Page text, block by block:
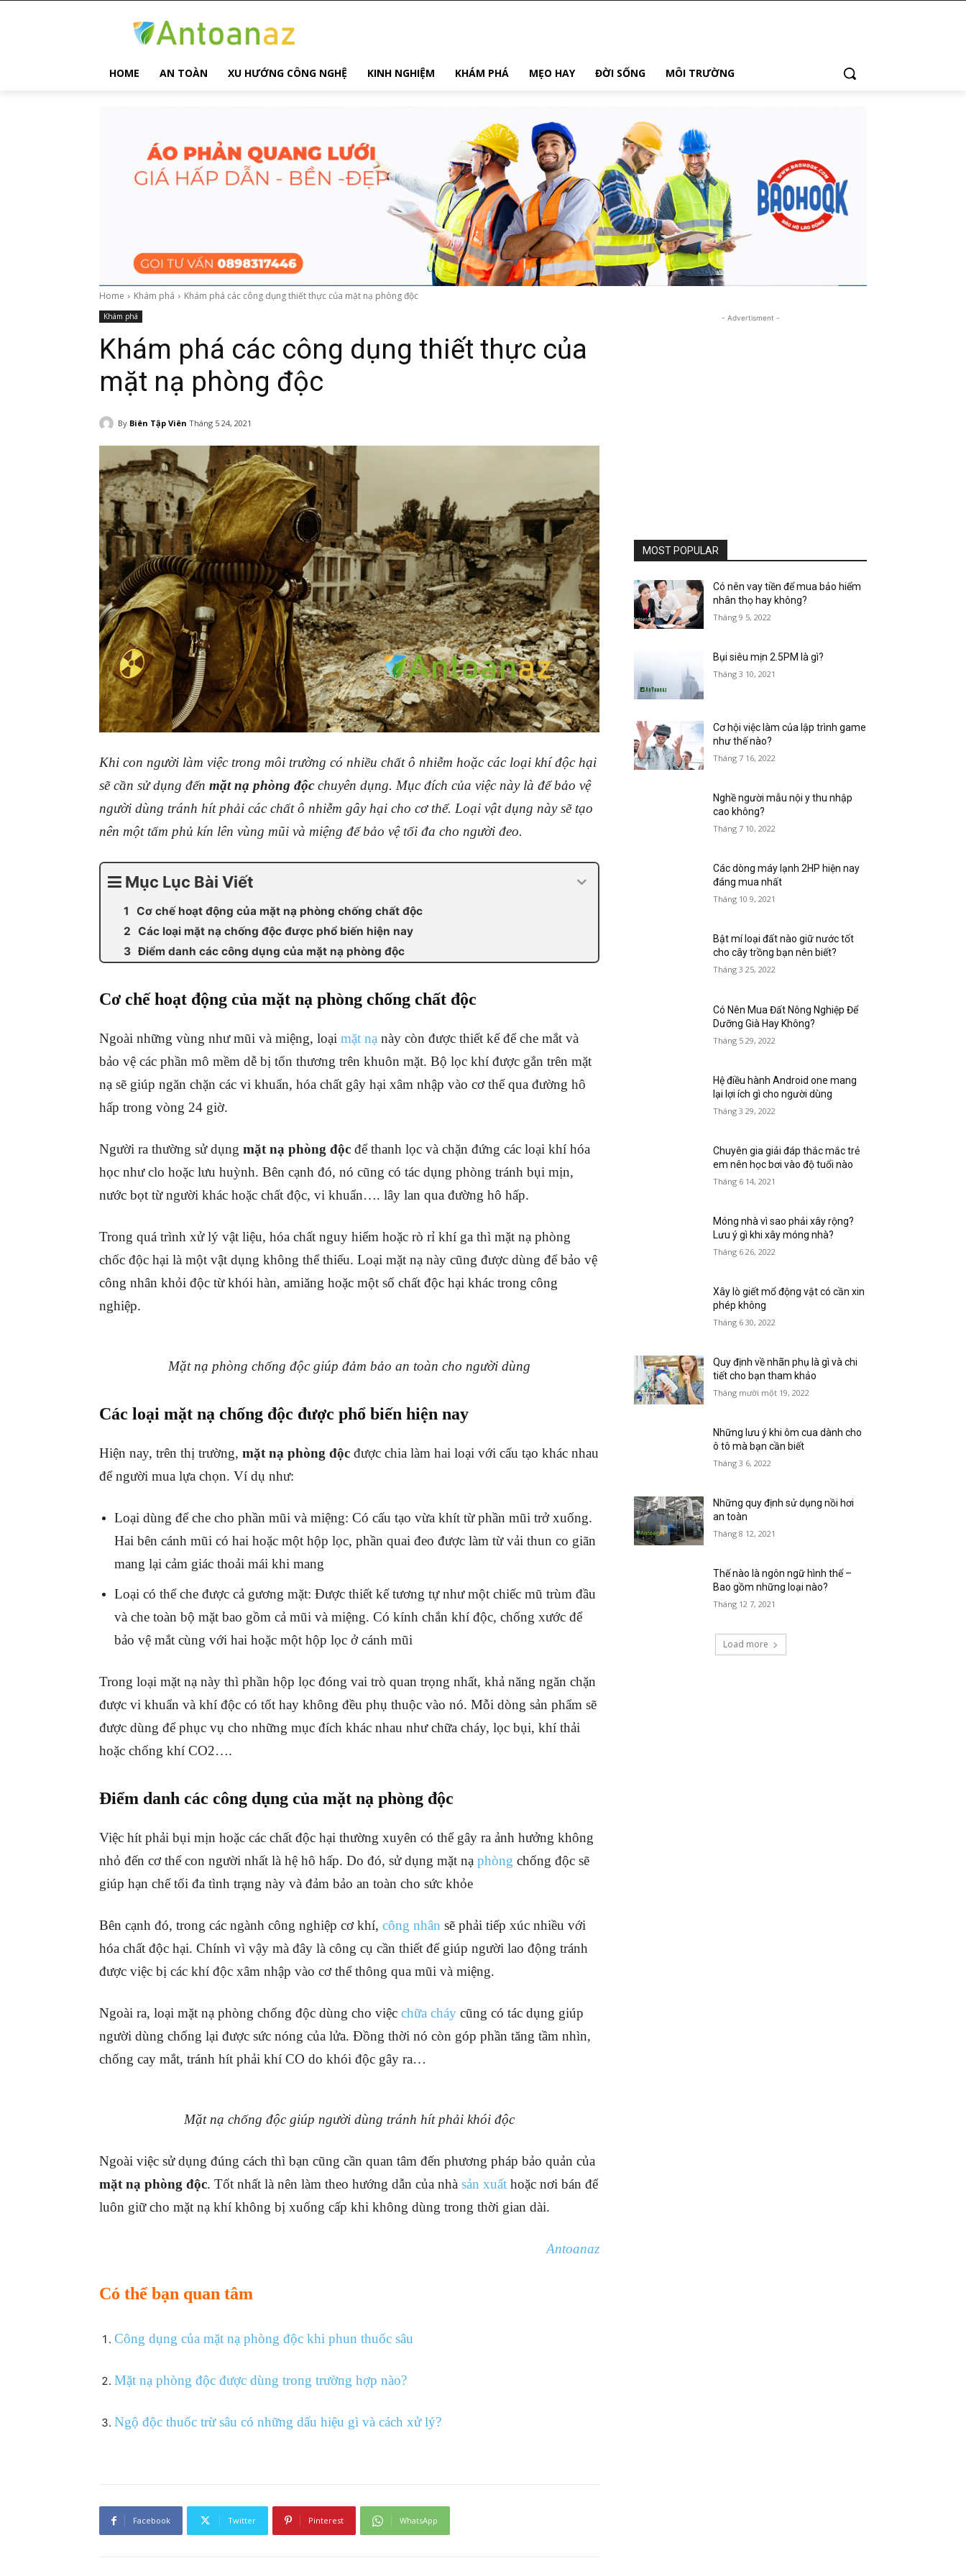
HOME AN TOÀN XU HƯỚNG CÔNG NGHỆ KINH NGHIỆM KHÁM PHÁ MẸO HAY ĐỜI SỐNG MÔI TRƯỜNG
Home Khám phá Khám phá các công dụng thiết thực của mặt nạ phòng độc
Khám phá
Khám phá các công dụng thiết thực của
mặt nạ phòng độc
By Biên Tập Viên Tháng 5 24, 2021
Khi con người làm việc trong môi trường có nhiều chất ô nhiễm hoặc các loại khí độc hại
sẽ cần sử dụng đến mặt nạ phòng độc chuyên dụng. Mục đích của việc này là để bảo vệ
người dùng tránh hít phải các chất ô nhiễm gây hại cho cơ thể. Loại vật dụng này sẽ tạo
nên một tấm phủ kín lên vùng mũi và miệng để bảo vệ tối đa cho người đeo.
Mục Lục Bài Viết
Cơ chế hoạt động của mặt nạ phòng chống chất độc
Các loại mặt nạ chống độc được phổ biến hiện nay
Điểm danh các công dụng của mặt nạ phòng độc
Cơ chế hoạt động của mặt nạ phòng chống chất độc
Ngoài những vùng như mũi và miệng, loại mặt nạ này còn được thiết kế để che mắt và
bảo vệ các phần mô mềm dễ bị tổn thương trên khuôn mặt. Bộ lọc khí được gắn trên mặt
nạ sẽ giúp ngăn chặn các vi khuẩn, hóa chất gây hại xâm nhập vào cơ thể qua đường hô
hấp trong vòng 24 giờ.
Người ra thường sử dụng mặt nạ phòng độc để thanh lọc và chặn đứng các loại khí hóa
học như clo hoặc lưu huỳnh. Bên cạnh đó, nó cũng có tác dụng phòng tránh bụi mịn,
nước bọt từ người khác hoặc chất độc, vi khuẩn…. lây lan qua đường hô hấp.
Trong quá trình xử lý vật liệu, hóa chất nguy hiểm hoặc rò rỉ khí ga thì mặt nạ phòng
chốc độc hại là một vật dụng không thể thiếu. Loại mặt nạ này cũng được dùng để bảo vệ
công nhân khỏi độc từ khói hàn, amiăng hoặc một số chất độc hại khác trong công
nghiệp.
Mặt nạ phòng chống độc giúp đảm bảo an toàn cho người dùng
Các loại mặt nạ chống độc được phổ biến hiện nay
Hiện nay, trên thị trường, mặt nạ phòng độc được chia làm hai loại với cấu tạo khác nhau
để người mua lựa chọn. Ví dụ như:
Loại dùng để che cho phần mũi và miệng: Có cấu tạo vừa khít từ phần mũi trở xuống.
Hai bên cánh mũi có hai hoặc một hộp lọc, phần quai đeo được làm từ vải thun co giãn
mang lại cảm giác thoải mái khi mang
Loại có thể che được cả gương mặt: Được thiết kế tương tự như một chiếc mũ trùm đầu
và che toàn bộ mặt bao gồm cả mũi và miệng. Có kính chắn khí độc, chống xước để
bảo vệ mắt cùng với hai hoặc một hộp lọc ở cánh mũi
Trong loại mặt nạ này thì phần hộp lọc đóng vai trò quan trọng nhất, khả năng ngăn chặn
được vi khuẩn và khí độc có tốt hay không đều phụ thuộc vào nó. Mỗi dòng sản phẩm sẽ
được dùng để phục vụ cho những mục đích khác nhau như chữa cháy, lọc bụi, khí thải
hoặc chống khí CO2….
Điểm danh các công dụng của mặt nạ phòng độc
Việc hít phải bụi mịn hoặc các chất độc hại thường xuyên có thể gây ra ảnh hưởng không
nhỏ đến cơ thể con người nhất là hệ hô hấp. Do đó, sử dụng mặt nạ phòng chống độc sẽ
giúp hạn chế tối đa tình trạng này và đảm bảo an toàn cho sức khỏe
Bên cạnh đó, trong các ngành công nghiệp cơ khí, công nhân sẽ phải tiếp xúc nhiều với
hóa chất độc hại. Chính vì vậy mà đây là công cụ cần thiết để giúp người lao động tránh
được việc bị các khí độc xâm nhập vào cơ thể thông qua mũi và miệng.
Ngoài ra, loại mặt nạ phòng chống độc dùng cho việc chữa cháy cũng có tác dụng giúp
người dùng chống lại được sức nóng của lửa. Đồng thời nó còn góp phần tăng tầm nhìn,
chống cay mắt, tránh hít phải khí CO do khói độc gây ra…
Mặt nạ chống độc giúp người dùng tránh hít phải khói độc
Ngoài việc sử dụng đúng cách thì bạn cũng cần quan tâm đến phương pháp bảo quản của
mặt nạ phòng độc. Tốt nhất là nên làm theo hướng dẫn của nhà sản xuất hoặc nơi bán để
luôn giữ cho mặt nạ khí không bị xuống cấp khi không dùng trong thời gian dài.
Antoanaz
Có thể bạn quan tâm
Công dụng của mặt nạ phòng độc khi phun thuốc sâu
Mặt nạ phòng độc được dùng trong trường hợp nào?
Ngộ độc thuốc trừ sâu có những dấu hiệu gì và cách xử lý?
Facebook Twitter Pinterest WhatsApp
- Advertisment -
MOST POPULAR
Có nên vay tiền để mua bảo hiểm
nhân thọ hay không?
Tháng 9 5, 2022
Bụi siêu mịn 2.5PM là gì?
Tháng 3 10, 2021
Cơ hội việc làm của lập trình game
như thế nào?
Tháng 7 16, 2022
Nghề người mẫu nội y thu nhập
cao không?
Tháng 7 10, 2022
Các dòng máy lạnh 2HP hiện nay
đáng mua nhất
Tháng 10 9, 2021
Bật mí loại đất nào giữ nước tốt
cho cây trồng bạn nên biết?
Tháng 3 25, 2022
Có Nên Mua Đất Nông Nghiệp Để
Dưỡng Già Hay Không?
Tháng 5 29, 2022
Hệ điều hành Android one mang
lại lợi ích gì cho người dùng
Tháng 3 29, 2022
Chuyên gia giải đáp thắc mắc trẻ
em nên học bơi vào độ tuổi nào
Tháng 6 14, 2021
Móng nhà vì sao phải xây rộng?
Lưu ý gì khi xây móng nhà?
Tháng 6 26, 2022
Xây lò giết mổ động vật có cần xin
phép không
Tháng 6 30, 2022
Quy định về nhãn phụ là gì và chi
tiết cho bạn tham khảo
Tháng mười một 19, 2022
Những lưu ý khi ôm cua dành cho
ô tô mà bạn cần biết
Tháng 3 6, 2022
Những quy định sử dụng nồi hơi
an toàn
Tháng 8 12, 2021
Thế nào là ngôn ngữ hình thể –
Bao gồm những loại nào?
Tháng 12 7, 2021
Load more